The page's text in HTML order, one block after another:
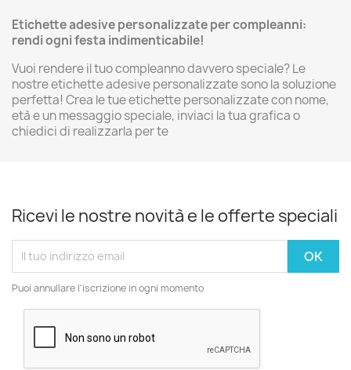
Etichette adesive personalizzate per compleanni:
rendi ogni festa indimenticabile!
Vuoi rendere il tuo compleanno davvero speciale? Le
nostre etichette adesive personalizzate sono la soluzione
perfetta! Crea le tue etichette personalizzate con nome,
età e un messaggio speciale, inviaci la tua grafica o
chiedici di realizzarla per te
Ricevi le nostre novità e le offerte speciali
Puoi annullare l'iscrizione in ogni momento